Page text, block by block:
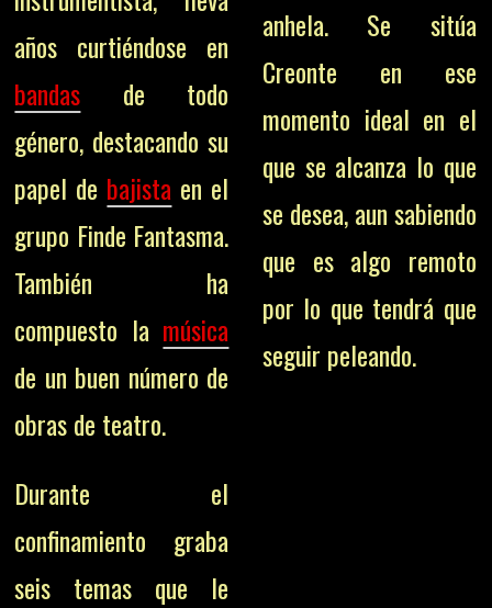
años curtiéndose en
bandas de todo
género, destacando su
papel de bajista en el
grupo Finde Fantasma.
También ha
compuesto la música
de un buen número de
obras de teatro.
Durante el
confinamiento graba
seis temas que le
anhela. Se sitúa
Creonte en ese
momento ideal en el
que se alcanza lo que
se desea, aun sabiendo
que es algo remoto
por lo que tendrá que
seguir peleando.